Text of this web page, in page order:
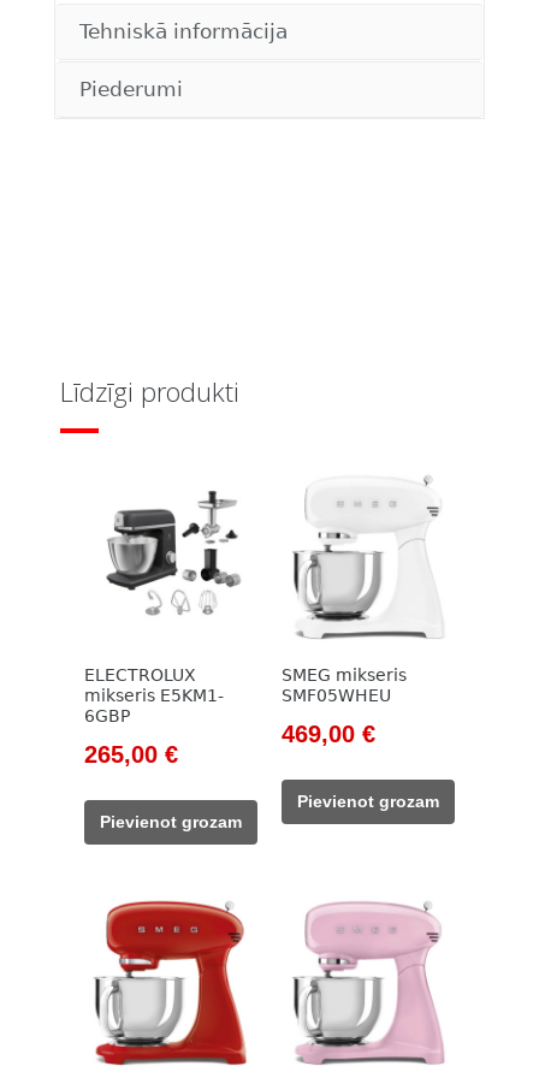
Tehniskā informācija
Piederumi
Līdzīgi produkti
ELECTROLUX
mikseris E5KM1-
6GBP
Original
was:
365,00 €.
265,00 €Current
265,00 €.
Pievienot grozam
SMEG mikseris
SMF05WHEU
Original
was:
533,00 €.
469,00 €Current
469,00 €.
Pievienot grozam